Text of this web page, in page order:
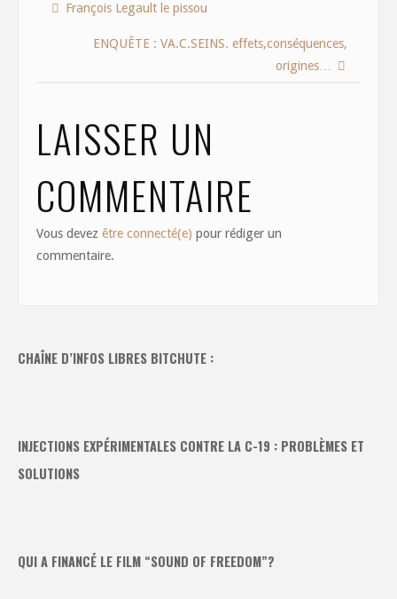
b d
o
l
e
François Legault le pissou
ENQUÊTE : VA.C.SEINS. effets,conséquences,
origines…
LAISSER UN
COMMENTAIRE
Vous devezêtre connecté(e) pour rédiger un
commentaire.
CHAÎNE D’INFOS LIBRES BITCHUTE :
INJECTIONS EXPÉRIMENTALES CONTRE LA C-19 : PROBLÈMES ET
SOLUTIONS
QUI A FINANCÉ LE FILM “SOUND OF FREEDOM”?